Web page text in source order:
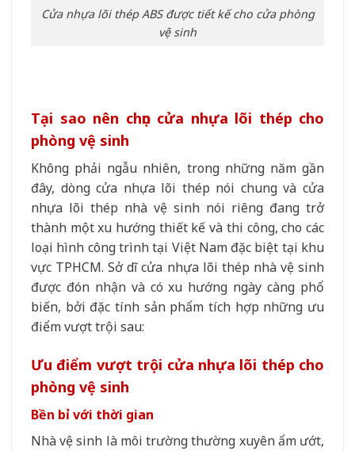
Cửa nhựa lõi thép ABS được tiết kế cho cửa phòng
vệ sinh
Tại sao nên chọn cửa nhựa lõi thép cho
phòng vệ sinh
Không phải ngẫu nhiên, trong những năm gần
đây, dòng cửa nhựa lõi thép nói chung và cửa
nhựa lõi thép nhà vệ sinh nói riêng đang trở
thành một xu hướng thiết kế và thi công, cho các
loại hình công trình tại Việt Nam đặc biệt tại khu
vực TPHCM. Sở dĩ cửa nhựa lõi thép nhà vệ sinh
được đón nhận và có xu hướng ngày càng phổ
biến, bởi đặc tính sản phẩm tích hợp những ưu
điểm vượt trội sau:
Ưu điểm vượt trội cửa nhựa lõi thép cho
phòng vệ sinh
Bền bỉ với thời gian
Nhà vệ sinh là môi trường thường xuyên ẩm ướt,